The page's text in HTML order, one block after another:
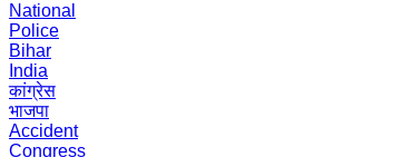
National
Police
Bihar
India
कांग्रेस
भाजपा
Accident
Congress